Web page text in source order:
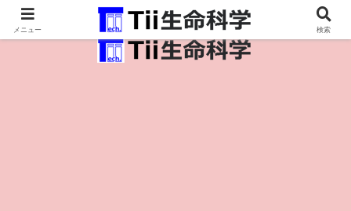
医療保健・生命・生物の情報インフラ。
メニュー 検索